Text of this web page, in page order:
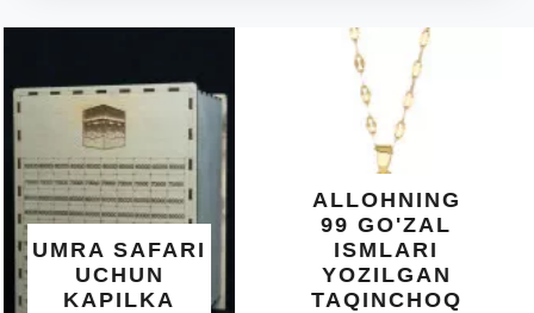
ALLOHNING
99 GO'ZAL
ISMLARI
YOZILGAN
TAQINCHOQ
DIYORIDA
O'SUVCHI
KUNDUR
DARAXTINING
SHIFOBAXSH
YELIMI: AQL,
XOTIRA VA
UMUMIY
SALOMATLIK
UCHUN
BEBAHO
NE'MAT